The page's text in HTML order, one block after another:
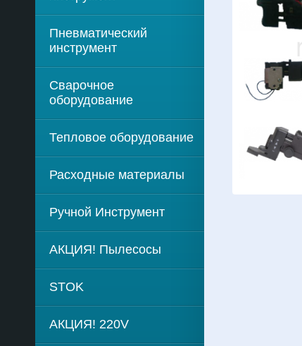
Пневматический
инструмент
Сварочное
оборудование
Тепловое оборудование
Расходные материалы
Ручной Инструмент
АКЦИЯ! Пылесосы
STOK
АКЦИЯ! 220V